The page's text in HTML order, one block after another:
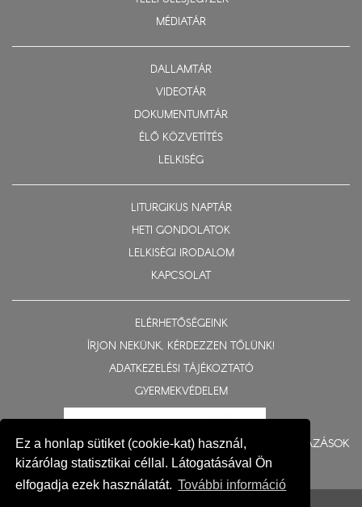
Ez a honlap sütiket (cookie-kat) használ,
kizárólag statisztikai céllal. Látogatásával Ön
elfogadja ezek használatát. További információ
MÉDIATÁR
DALLAMTÁR
VIDEOTÁR
DOKUMENTUMTÁR
ÉLŐ KÖZVETÍTÉS
LELKISÉG
LITURGIKUS NAPTÁR
HETI GONDOLATOK
LELKISÉGI IRODALOM
KAPCSOLAT
ELÉRHETŐSÉGEINK
ÍRJON NEKÜNK, KÉRDEZZEN TŐLÜNK!
ADATKEZELÉSI TÁJÉKOZTATÓ
GYERMEKVÉDELEM
BERUHÁZÁSOK